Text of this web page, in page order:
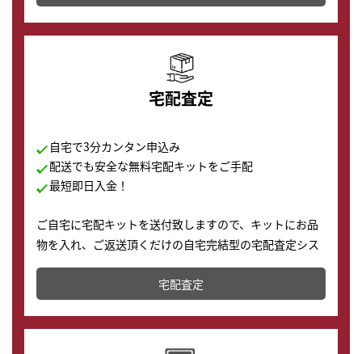
の購入もできます♪
宅配査定
自宅で3分カンタン申込み
配送でも安全な無料宅配キットをご手配
最短即日入金！
ご自宅に宅配キットを送付致しますので、キットにお品
物を入れ、ご返送頂くだけの自宅完結型の宅配査定シス
テムです。
配送でも簡単&安全に査定・買取に出すことが可能で
す。
宅配査定